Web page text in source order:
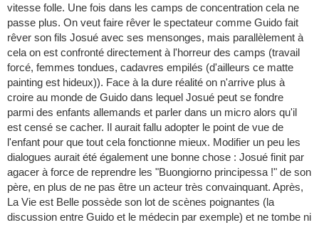
vitesse folle. Une fois dans les camps de concentration cela ne
passe plus. On veut faire rêver le spectateur comme Guido fait
rêver son fils Josué avec ses mensonges, mais parallèlement à
cela on est confronté directement à l'horreur des camps (travail
forcé, femmes tondues, cadavres empilés (d'ailleurs ce matte
painting est hideux)). Face à la dure réalité on n'arrive plus à
croire au monde de Guido dans lequel Josué peut se fondre
parmi des enfants allemands et parler dans un micro alors qu'il
est censé se cacher. Il aurait fallu adopter le point de vue de
l'enfant pour que tout cela fonctionne mieux. Modifier un peu les
dialogues aurait été également une bonne chose : Josué finit par
agacer à force de reprendre les "Buongiorno principessa !" de son
père, en plus de ne pas être un acteur très convainquant. Après,
La Vie est Belle possède son lot de scènes poignantes (la
discussion entre Guido et le médecin par exemple) et ne tombe ni